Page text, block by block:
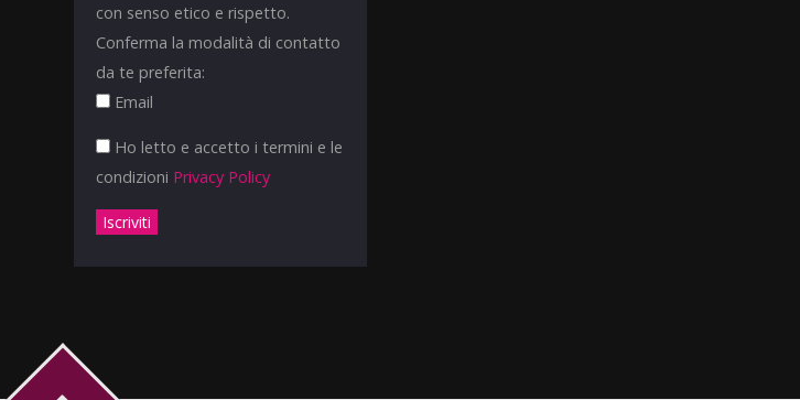
con senso etico e rispetto.
Conferma la modalità di contatto
da te preferita:
Email
Ho letto e accetto i termini e le
condizioni Privacy Policy